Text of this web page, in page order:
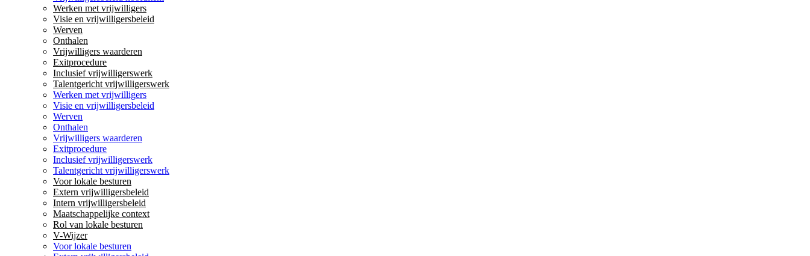
Werken met vrijwilligers
Visie en vrijwilligersbeleid
Werven
Onthalen
Vrijwilligers waarderen
Exitprocedure
Inclusief vrijwilligerswerk
Talentgericht vrijwilligerswerk
Werken met vrijwilligers
Visie en vrijwilligersbeleid
Werven
Onthalen
Vrijwilligers waarderen
Exitprocedure
Inclusief vrijwilligerswerk
Talentgericht vrijwilligerswerk
Voor lokale besturen
Extern vrijwilligersbeleid
Intern vrijwilligersbeleid
Maatschappelijke context
Rol van lokale besturen
V-Wijzer
Voor lokale besturen